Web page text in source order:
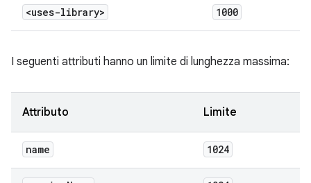
<uses-library> 1000
I seguenti attributi hanno un limite di lunghezza massima:
Attributo Limite
name 1024